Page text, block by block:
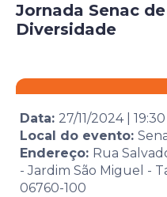
Jornada Senac
Diversidade
Data: 27/11/2024| 19:30
Local do evento:
Endereço: Rua
- Jardim São Miguel -
06760-100